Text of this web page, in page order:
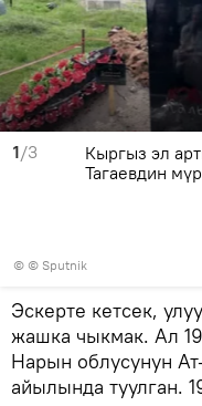
1/3
© © Sputnik
Кыргыз эл
Тагаевдин
Эскерте кетсек,
жашка чыкмак. Ал
Нарын облусунун
айылында туулган.